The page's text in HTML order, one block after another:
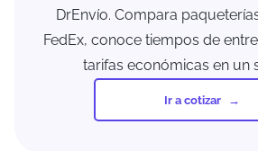
DrEnvío. Compara
FedEx, conoce tiempos de
tarifas económicas en un
Ir a cotizar